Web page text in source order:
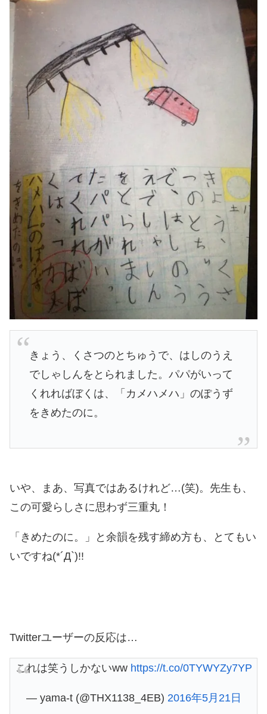
きょう、くさつのとちゅうで、はしのうえ
でしゃしんをとられました。パパがいって
くれればぼくは、「カメハメハ」のぽうず
をきめたのに。
いや、まあ、写真ではあるけれど…(笑)。先生も、
この可愛らしさに思わず三重丸！
「きめたのに。」と余韻を残す締め方も、とてもい
いですね(*´Д`)!!
Twitterユーザーの反応は…
これは笑うしかないww https://t.co/0TYWYZy7YP
— yama-t (@THX1138_4EB) 2016年5月21日